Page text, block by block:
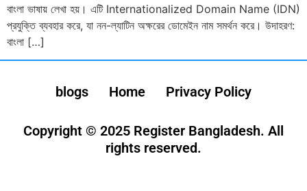
বাংলা ভাষায় লেখা হয়। এটি Internationalized Domain Name (IDN)
প্রযুক্তি ব্যবহার করে, যা নন-ল্যাটিন অক্ষরের ডোমেইন নাম সমর্থন করে। উদাহরণ:
বাংলা […]
blogs Home Privacy Policy
Copyright © 2025 Register Bangladesh. All
rights reserved.